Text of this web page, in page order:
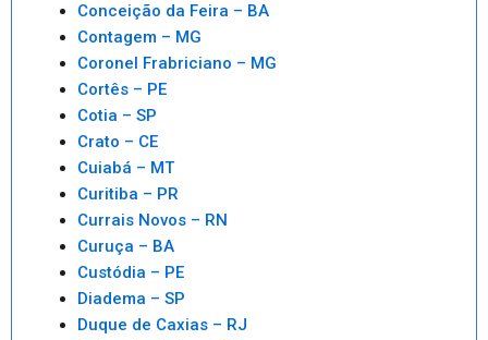
Conceição da Feira – BA
Contagem – MG
Coronel Frabriciano – MG
Cortês – PE
Cotia – SP
Crato – CE
Cuiabá – MT
Curitiba – PR
Currais Novos – RN
Curuça – BA
Custódia – PE
Diadema – SP
Duque de Caxias – RJ